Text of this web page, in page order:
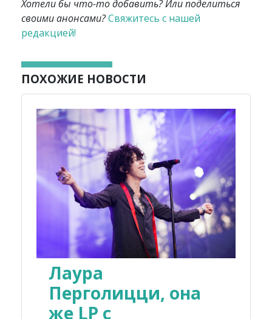
Хотели бы что-то добавить? Или поделиться
своими анонсами?Свяжитесь с нашей
редакцией!
ПОХОЖИЕ НОВОСТИ
Лаура
Перголицци, она
же LP с